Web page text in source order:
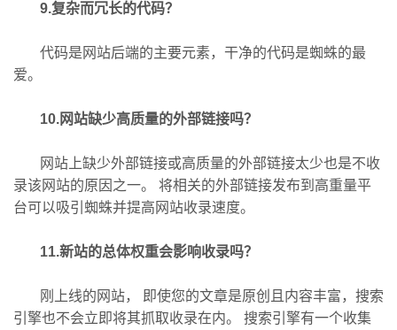
9.复杂而冗长的代码？
代码是网站后端的主要元素，干净的代码是蜘蛛的最
爱。
10.网站缺少高质量的外部链接吗？
网站上缺少外部链接或高质量的外部链接太少也是不收
录该网站的原因之一。 将相关的外部链接发布到高重量平
台可以吸引蜘蛛并提高网站收录速度。
11.新站的总体权重会影响收录吗？
刚上线的网站， 即使您的文章是原创且内容丰富，搜索
引擎也不会立即将其抓取收录在内。 搜索引擎有一个收集